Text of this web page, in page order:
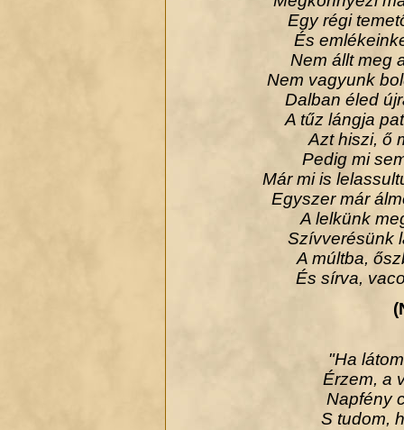
Egy régi
És
Nem állt meg
Nem vagyunk
Dalban éled
A tűz lángja
Azt hiszi, ő
Pedig mi
Már mi is
Egyszer már
A lelkünk
Szívverésünk
A múltba,
És sírva,
"Ha
Érzem, a
Napfény
S tudom,